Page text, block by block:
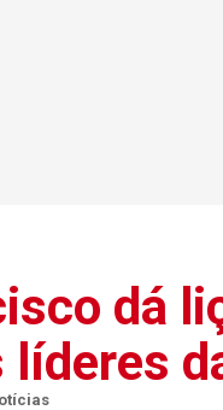
dá
líderes